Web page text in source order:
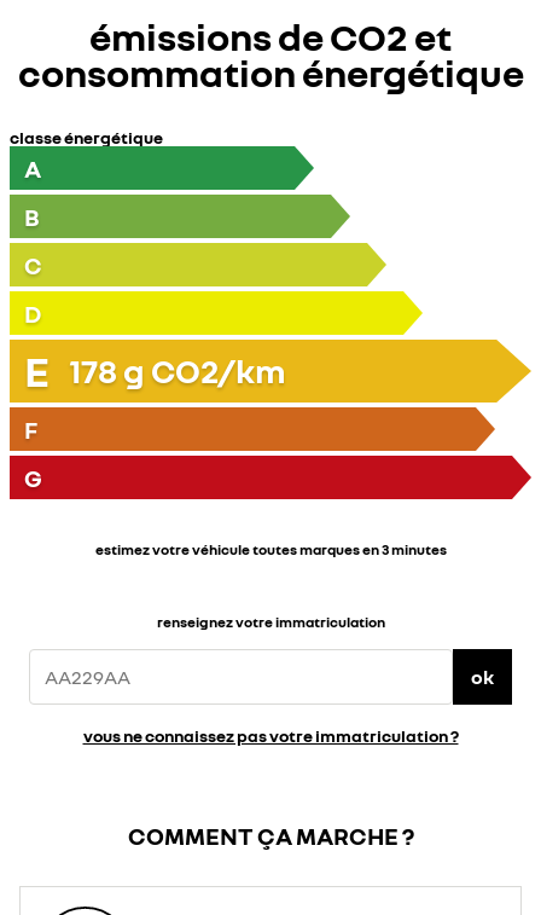
émissions de CO2 et
consommation énergétique
classe énergétique
A
B
C
D
E 178 g CO2/km
F
G
estimez votre véhicule toutes marques en 3 minutes
renseignez votre immatriculation
ok
vous ne connaissez pas votre immatriculation ?
COMMENT ÇA MARCHE ?